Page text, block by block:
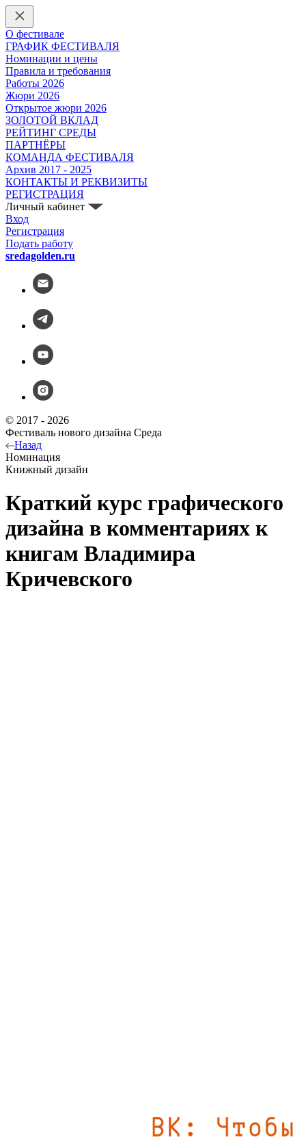
О фестивале
ГРАФИК ФЕСТИВАЛЯ
Номинации и цены
Правила и требования
Работы 2026
Жюри 2026
Открытое жюри 2026
ЗОЛОТОЙ ВКЛАД
РЕЙТИНГ СРЕДЫ
ПАРТНЁРЫ
КОМАНДА ФЕСТИВАЛЯ
Архив 2017 - 2025
КОНТАКТЫ И РЕКВИЗИТЫ
РЕГИСТРАЦИЯ
Личный кабинет
Вход
Регистрация
Подать работу
sredagolden.ru
© 2017 - 2026
Фестиваль нового дизайна Среда
Назад
Номинация
Книжный дизайн
Краткий курс графического
дизайна в комментариях к
книгам Владимира
Кричевского